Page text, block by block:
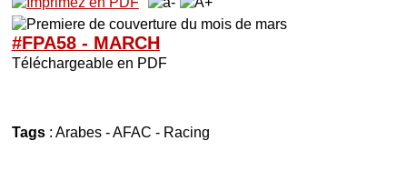
#FPA58 - MARCH
Téléchargeable en PDF
Tags: Arabes-AFAC - Racing